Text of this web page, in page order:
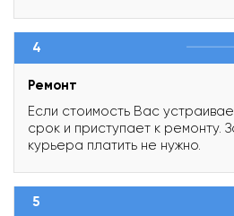
4
Ремонт
Если стоимость Вас
срок и приступает к ремонту.
курьера платить не нужно.
5